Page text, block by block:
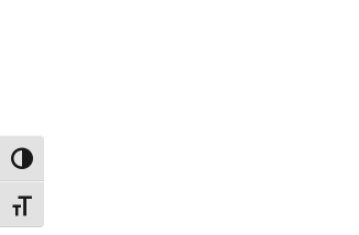
Veksle høykontrast
Veksle skriftstørrelse